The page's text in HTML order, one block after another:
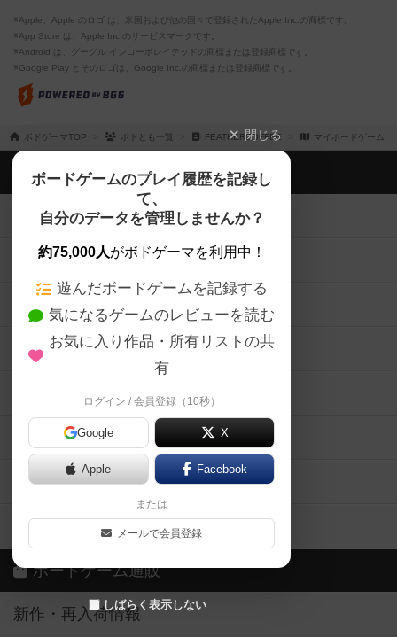
※Apple、Apple のロゴ は、米国および他の国々で登録されたApple Inc.の商標です。
※App Store は、Apple Inc.のサービスマークです。
※Android は、グーグル インコーポレイテッドの商標または登録商標です。
※Google Play とそのロゴは、Google Inc.の商標または登録商標です。
ボドゲーマTOP ボドとも一覧 FEATHERCOFFEE マイボードゲーム
閉じる
ボードゲームのプレイ履歴を記録し
て、
自分のデータを管理しませんか？
約75,000人がボドゲーマを利用中！
遊んだボードゲームを記録する
気になるゲームのレビューを読む
お気に入り作品・所有リストの共
有
ログイン / 会員登録（10秒）
Google X
Apple Facebook
または
メールで会員登録
しばらく表示しない
ボドゲーマTOP
ボードゲームを検索する
ボードゲームの新着レビュー
ボードゲーム会情報
メカニクス特集
掲示板・トピックス
ボドとも・会員一覧
ボードゲーム業界コラム
ボドゲーマご利用案内
ボードゲーム通販
新作・再入荷情報